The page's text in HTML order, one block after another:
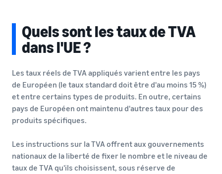
Quels sont les taux de TVA
dans l'UE ?
Les taux réels de TVA appliqués varient entre les pays
de Européen (le taux standard doit être d'au moins 15 %)
et entre certains types de produits. En outre, certains
pays de Européen ont maintenu d'autres taux pour des
produits spécifiques.
Les instructions sur la TVA offrent aux gouvernements
nationaux de la liberté de fixer le nombre et le niveau de
taux de TVA qu'ils choisissent, sous réserve de